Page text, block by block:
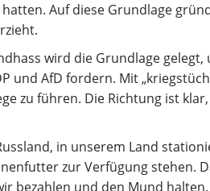
Auf diese Grundlage
wird die Grundlage gelegt,
und AfD fordern. Mit
zu führen. Die Richtung ist
in unserem Land
zur Verfügung stehen.
bezahlen und den Mund halten.